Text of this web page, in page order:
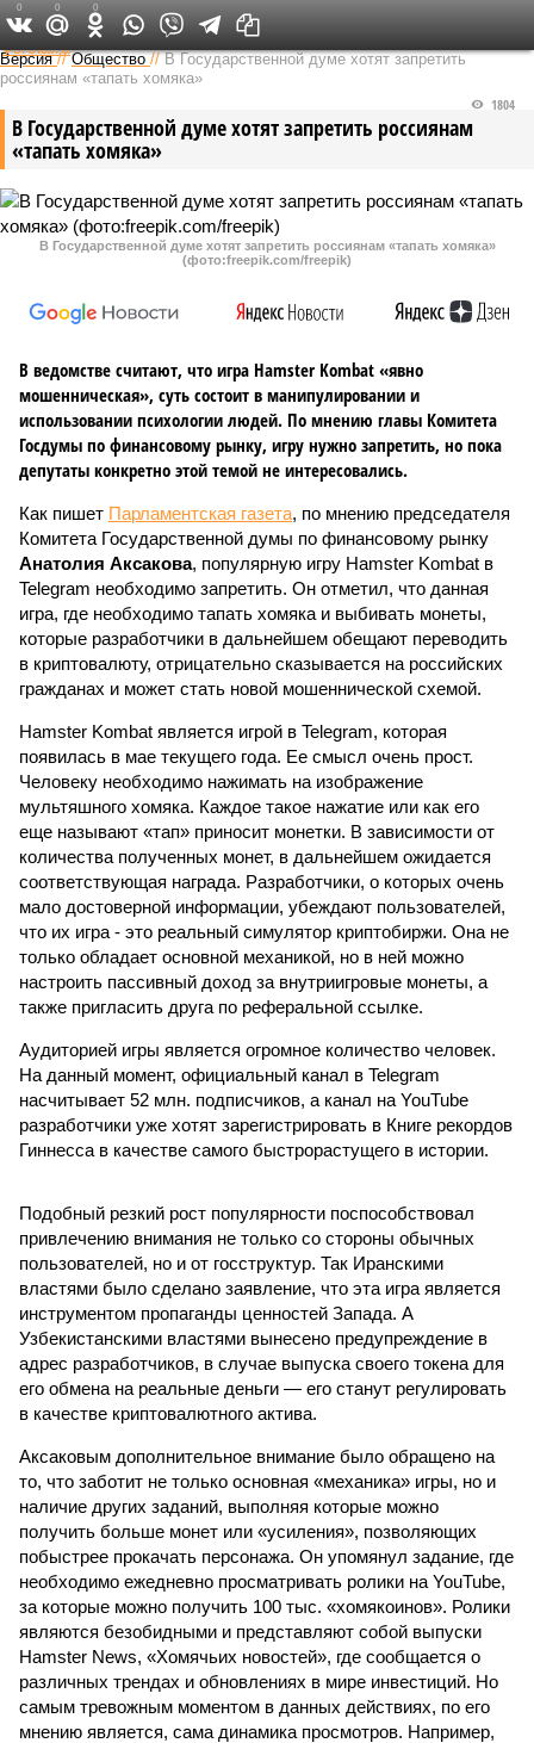
Федеральный выпуск
Версия //Общество //В Государственной думе хотят запретить
россиянам «тапать хомяка»
В Государственной думе хотят запретить россиянам
«тапать хомяка»
1804
В Государственной думе хотят запретить россиянам «тапать хомяка»
(фото:freepik.com/freepik)
В ведомстве считают, что игра Hamster Kombat «явно
мошенническая», суть состоит в манипулировании и
использовании психологии людей. По мнению главы Комитета
Госдумы по финансовому рынку, игру нужно запретить, но пока
депутаты конкретно этой темой не интересовались.
Как пишет Парламентская газета, по мнению председателя
Комитета Государственной думы по финансовому рынку
Анатолия Аксакова, популярную игру Hamster Kombat в
Telegram необходимо запретить. Он отметил, что данная
игра, где необходимо тапать хомяка и выбивать монеты,
которые разработчики в дальнейшем обещают переводить
в криптовалюту, отрицательно сказывается на российских
гражданах и может стать новой мошеннической схемой.
Hamster Kombat является игрой в Telegram, которая
появилась в мае текущего года. Ее смысл очень прост.
Человеку необходимо нажимать на изображение
мультяшного хомяка. Каждое такое нажатие или как его
еще называют «тап» приносит монетки. В зависимости от
количества полученных монет, в дальнейшем ожидается
соответствующая награда. Разработчики, о которых очень
мало достоверной информации, убеждают пользователей,
что их игра - это реальный симулятор криптобиржи. Она не
только обладает основной механикой, но в ней можно
настроить пассивный доход за внутриигровые монеты, а
также пригласить друга по реферальной ссылке.
Аудиторией игры является огромное количество человек.
На данный момент, официальный канал в Telegram
насчитывает 52 млн. подписчиков, а канал на YouTube
разработчики уже хотят зарегистрировать в Книге рекордов
Гиннесса в качестве самого быстрорастущего в истории.
Подобный резкий рост популярности поспособствовал
привлечению внимания не только со стороны обычных
пользователей, но и от госструктур. Так Иранскими
властями было сделано заявление, что эта игра является
инструментом пропаганды ценностей Запада. А
Узбекистанскими властями вынесено предупреждение в
адрес разработчиков, в случае выпуска своего токена для
его обмена на реальные деньги — его станут регулировать
в качестве криптовалютного актива.
Аксаковым дополнительное внимание было обращено на
то, что заботит не только основная «механика» игры, но и
наличие других заданий, выполняя которые можно
получить больше монет или «усиления», позволяющих
побыстрее прокачать персонажа. Он упомянул задание, где
необходимо ежедневно просматривать ролики на YouTube,
за которые можно получить 100 тыс. «хомякоинов». Ролики
являются безобидными и представляют собой выпуски
Hamster News, «Хомячьих новостей», где сообщается о
различных трендах и обновлениях в мире инвестиций. Но
самым тревожным моментом в данных действиях, по его
мнению является, сама динамика просмотров. Например,
0 0 0